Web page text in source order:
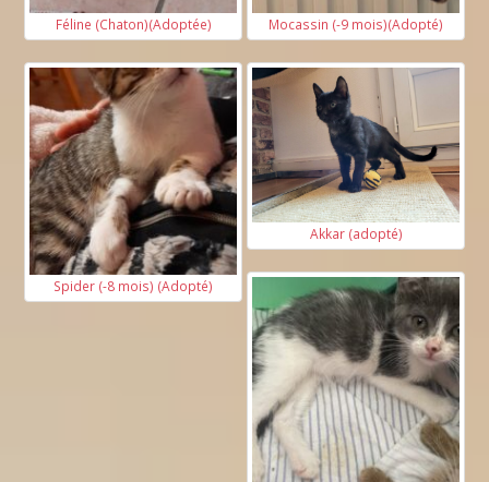
Féline (Chaton)(Adoptée) Mocassin (-9 mois)(Adopté)
Spider (-8 mois) (Adopté)
Akkar (adopté)